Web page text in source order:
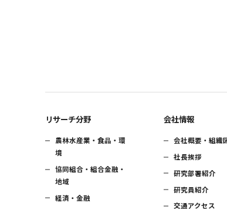
リサーチ分野
農林水産業・食品・環
境
協同組合・組合金融・
地域
経済・金融
会社情報
会社概要・組織
社長挨拶
研究部署紹介
研究員紹介
交通アクセス